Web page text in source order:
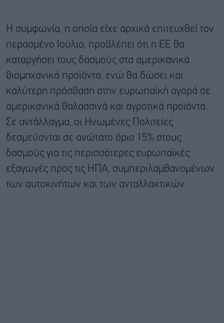
Η συμφωνία, η οποία είχε αρχικά επιτευχθεί τον
περασμένο Ιούλιο, προβλέπει ότι η ΕΕ θα
καταργήσει τους δασμούς στα αμερικανικά
βιομηχανικά προϊόντα, ενώ θα δώσει και
καλύτερη πρόσβαση στην ευρωπαϊκή αγορά σε
αμερικανικά θαλασσινά και αγροτικά προϊόντα.
Σε αντάλλαγμα, οι Ηνωμένες Πολιτείες
δεσμεύονται σε ανώτατο όριο 15% στους
δασμούς για τις περισσότερες ευρωπαϊκές
εξαγωγές προς τις ΗΠΑ, συμπεριλαμβανομένων
των αυτοκινήτων και των ανταλλακτικών.